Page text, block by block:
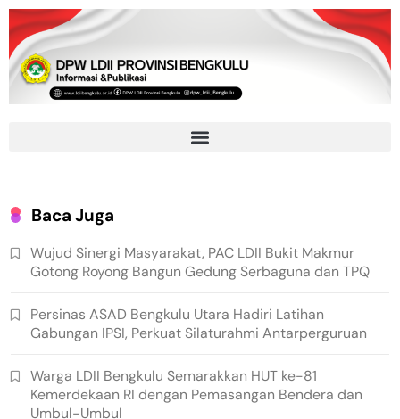
Baca Juga
Wujud Sinergi Masyarakat, PAC LDII Bukit Makmur
Gotong Royong Bangun Gedung Serbaguna dan TPQ
Persinas ASAD Bengkulu Utara Hadiri Latihan
Gabungan IPSI, Perkuat Silaturahmi Antarperguruan
Warga LDII Bengkulu Semarakkan HUT ke-81
Kemerdekaan RI dengan Pemasangan Bendera dan
Umbul-Umbul